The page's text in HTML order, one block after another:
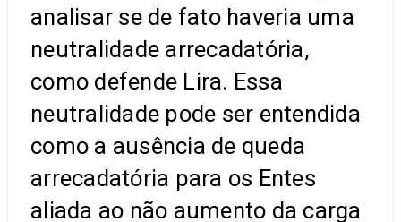
analisar se de fato haveria uma
neutralidade arrecadatória,
como defende Lira. Essa
neutralidade pode ser entendida
como a ausência de queda
arrecadatória para os Entes
aliada ao não aumento da carga